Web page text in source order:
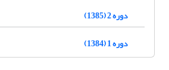
دوره 2 (1385)
دوره 1 (1384)